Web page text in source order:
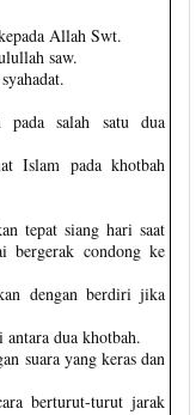
Allah Swt.
saw.
pada salah satu dua
Islam pada khotbah
tepat siang hari saat
bergerak condong ke
dengan berdiri jika
dua khotbah.
suara yang keras dan
berturut-turut jarak